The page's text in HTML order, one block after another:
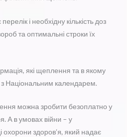
і необхідну кількість доз
та оптимальні строки їх
які щеплення та в якому
з Національним календарем.
можна зробити безоплатно у
А в умовах війни – у
охорони здоров’я, який надає